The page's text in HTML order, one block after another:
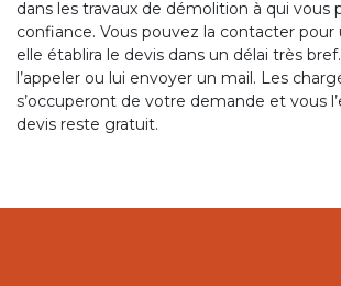
dans les travaux de démolition à qui vous
confiance. Vous pouvez la contacter
elle établira le devis dans un délai très
l’appeler ou lui envoyer un mail. Les
s’occuperont de votre demande et vous
devis reste gratuit.